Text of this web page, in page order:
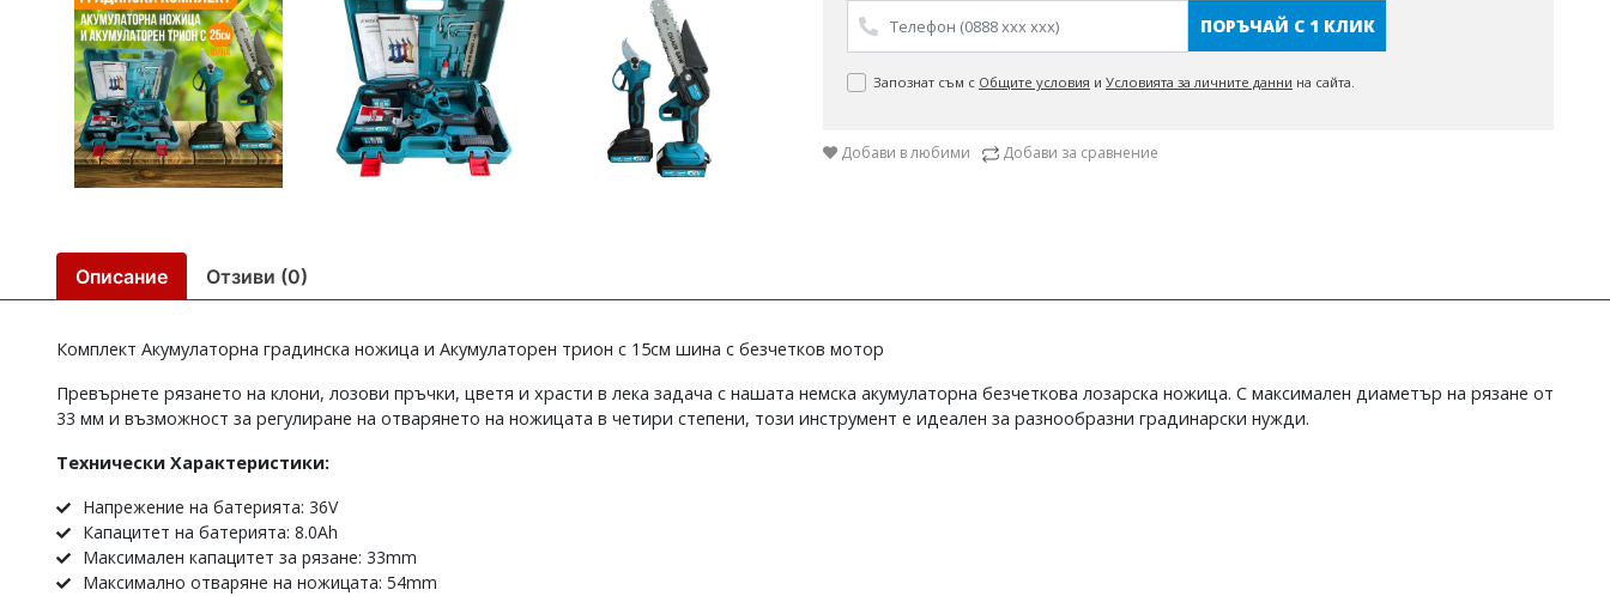
ПОРЪЧАЙ С 1 КЛИК
Запознат съм с Общите условия и Условията за личните данни на сайта.
Добави в любими Добави за сравнение
Описание Отзиви (0)
Комплект Акумулаторна градинска ножица и Акумулаторен трион с 15см шина с безчетков мотор
Превърнете рязането на клони, лозови пръчки, цветя и храсти в лека задача с нашата немска акумулаторна безчеткова лозарска ножица. С максимален диаметър на рязане от
33 мм и възможност за регулиране на отварянето на ножицата в четири степени, този инструмент е идеален за разнообразни градинарски нужди.
Технически Характеристики:
Напрежение на батерията: 36V
Капацитет на батерията: 8.0Ah
Максимален капацитет за рязане: 33mm
Максимално отваряне на ножицата: 54mm